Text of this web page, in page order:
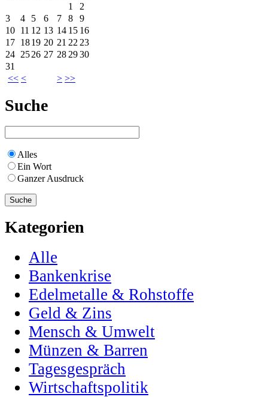
<< < > >>
1
2
3
4 5 6 7 8
9
10 11 12 13 14 15 16
17 1819 20 21 22 23
24 2526 27 28 2930
31
Suche
Alles
Ein Wort
Ganzer Ausdruck
Kategorien
Alle
Bankenkrise
Edelmetalle & Rohstoffe
Geld & Zins
Mensch & Umwelt
Münzen & Barren
Tagesgespräch
Wirtschaftspolitik